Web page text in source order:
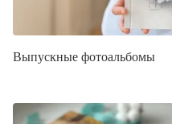
Выпускные фотоальбомы